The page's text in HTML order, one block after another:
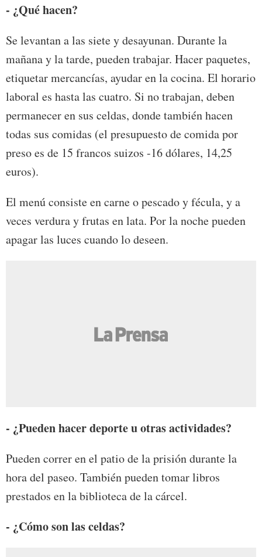
- ¿Qué hacen?
Se levantan a las siete y desayunan. Durante la
mañana y la tarde, pueden trabajar. Hacer paquetes,
etiquetar mercancías, ayudar en la cocina. El horario
laboral es hasta las cuatro. Si no trabajan, deben
permanecer en sus celdas, donde también hacen
todas sus comidas (el presupuesto de comida por
preso es de 15 francos suizos -16 dólares, 14,25
euros).
El menú consiste en carne o pescado y fécula, y a
veces verdura y frutas en lata. Por la noche pueden
apagar las luces cuando lo deseen.
- ¿Pueden hacer deporte u otras actividades?
Pueden correr en el patio de la prisión durante la
hora del paseo. También pueden tomar libros
prestados en la biblioteca de la cárcel.
- ¿Cómo son las celdas?